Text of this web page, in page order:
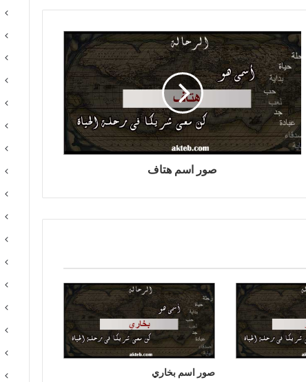
صور اسم هتاف
صور اسم بخاري